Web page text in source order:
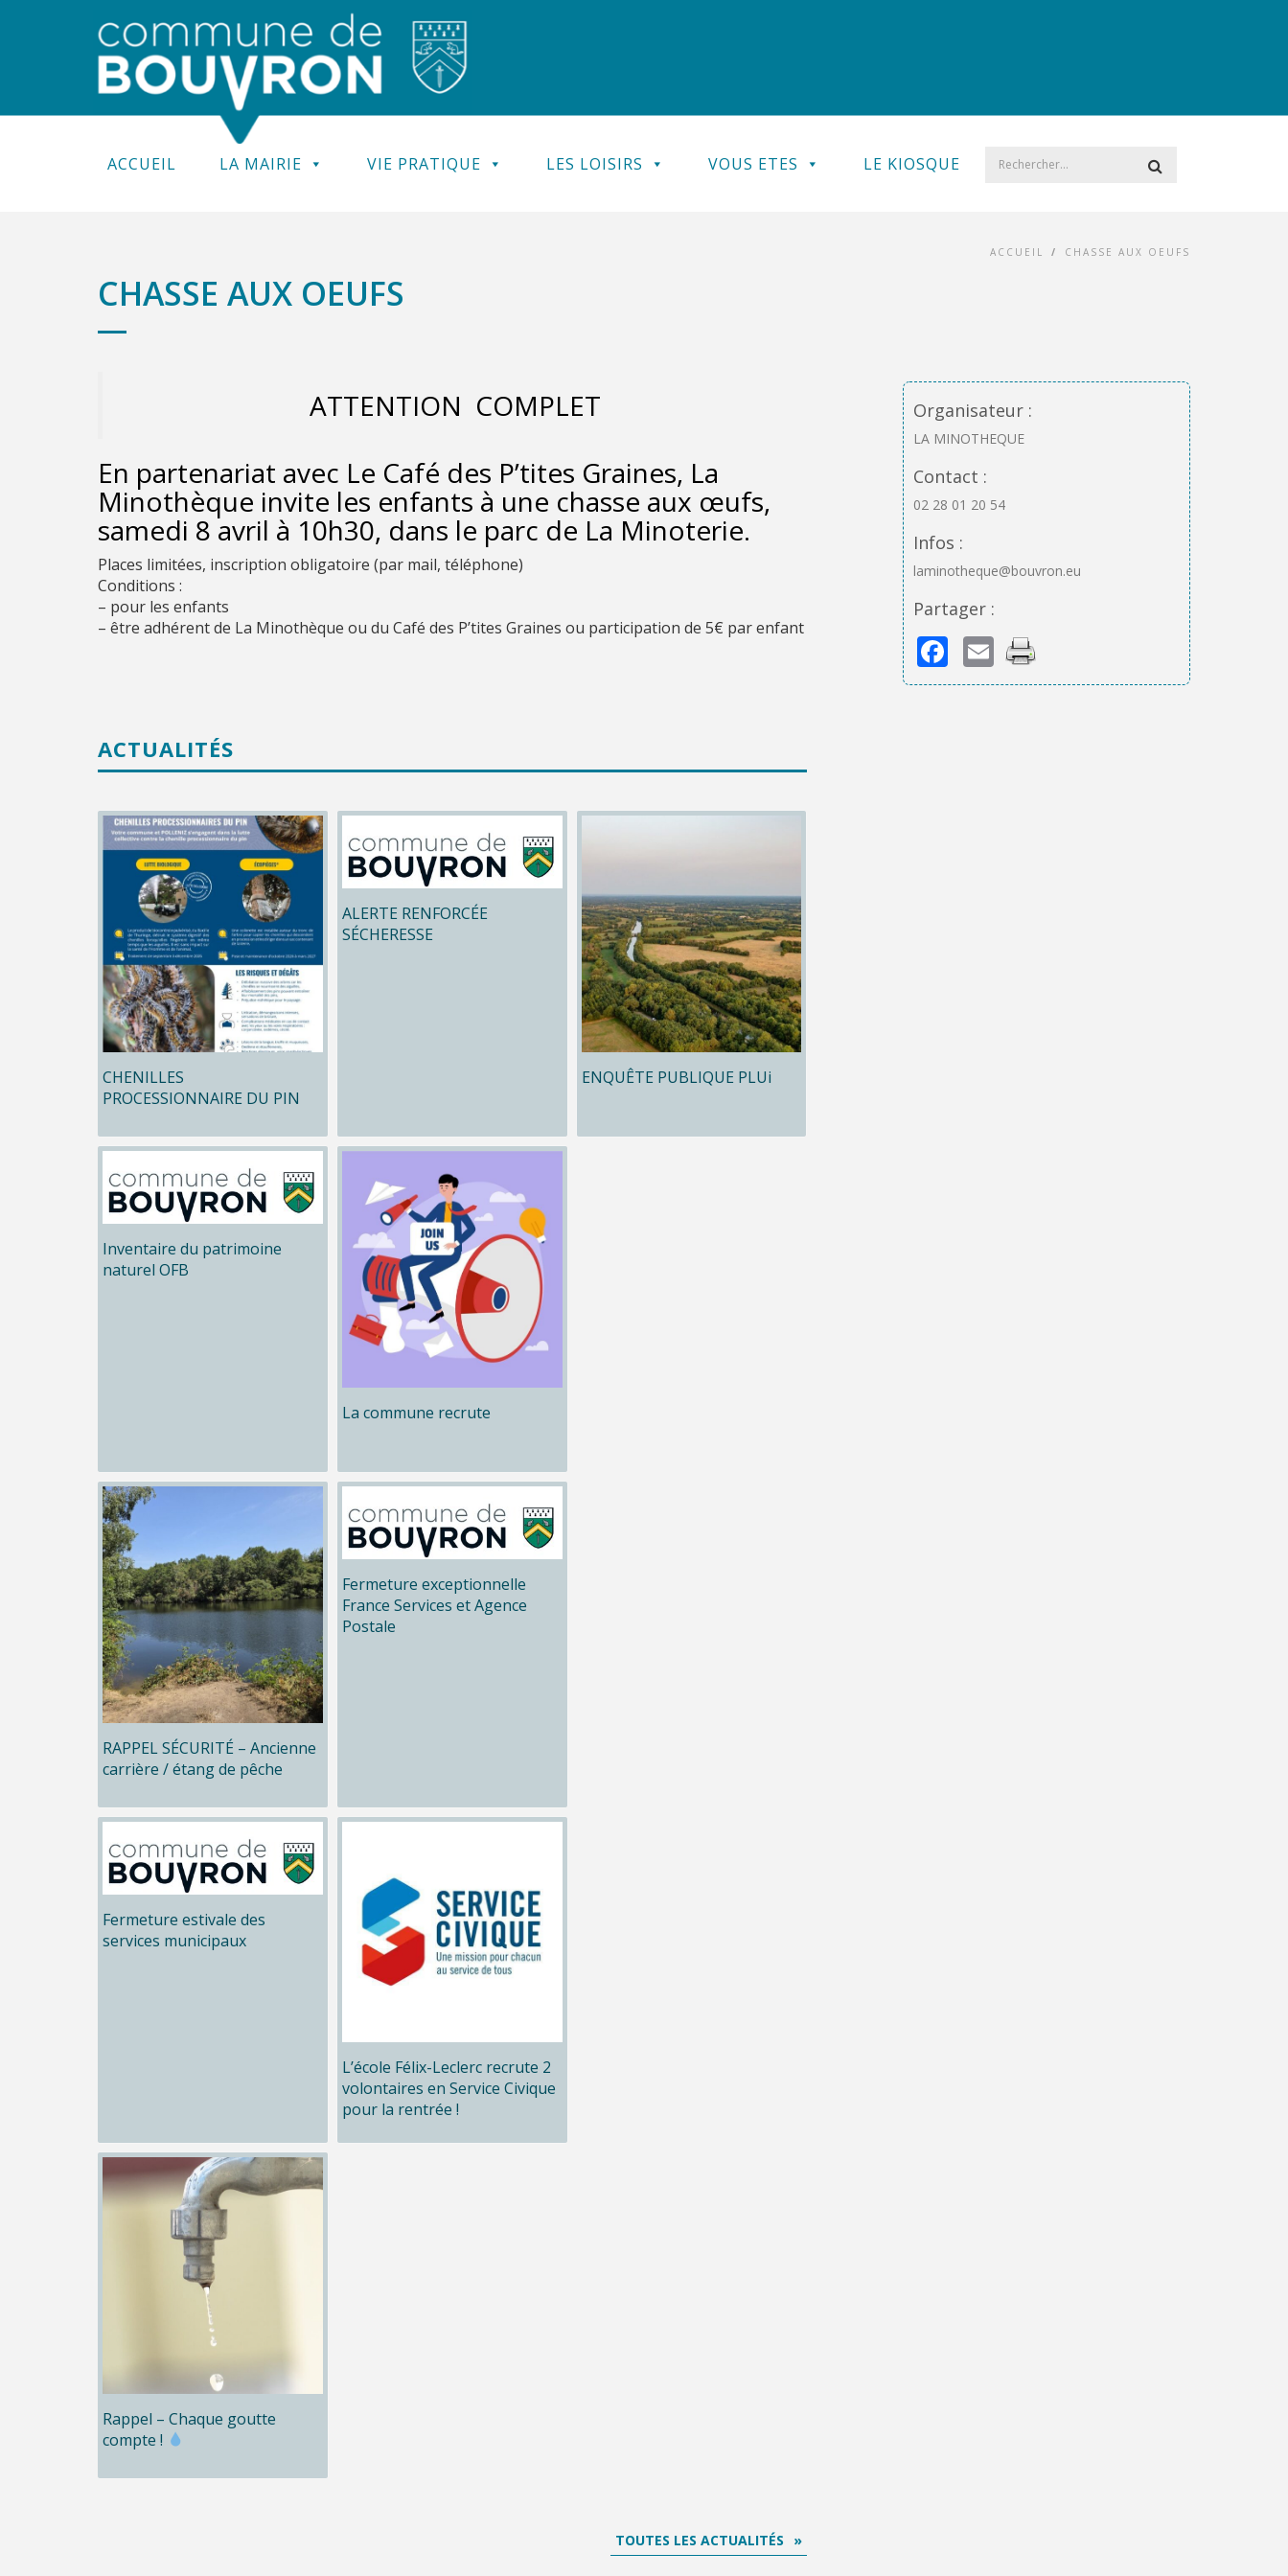
ACCUEIL LA MAIRIE VIE PRATIQUE LES LOISIRS VOUS ETES LE KIOSQUE
ACCUEIL / CHASSE AUX OEUFS
CHASSE AUX OEUFS
ATTENTION COMPLET
En partenariat avec Le Café des P’tites Graines, La
Minothèque invite les enfants à une chasse aux œufs,
samedi 8 avril à 10h30, dans le parc de La Minoterie.
Places limitées, inscription obligatoire (par mail, téléphone)
Conditions :
– pour les enfants
– être adhérent de La Minothèque ou du Café des P’tites Graines ou participation de 5€ par enfant
Organisateur :
LA MINOTHEQUE
Contact :
02 28 01 20 54
Infos :
laminotheque@bouvron.eu
Partager :
Facebook
Email
ACTUALITÉS
CHENILLES
PROCESSIONNAIRE DU PIN
ALERTE RENFORCÉE
SÉCHERESSE
ENQUÊTE PUBLIQUE PLUi
Inventaire du patrimoine
naturel OFB
La commune recrute
RAPPEL SÉCURITÉ – Ancienne
carrière / étang de pêche
Fermeture exceptionnelle
France Services et Agence
Postale
Fermeture estivale des
services municipaux
L’école Félix-Leclerc recrute 2
volontaires en Service Civique
pour la rentrée !
Rappel – Chaque goutte
compte !
TOUTES LES ACTUALITÉS